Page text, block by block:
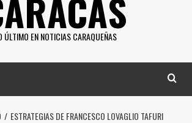
ÚLTIMO EN NOTICIAS CARAQUEÑAS
ESTRATEGIAS DE FRANCESCO LOVAGLIO TAFURI